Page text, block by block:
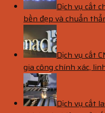
Dịch vụ cắt
bền đẹp và chuẩn
Dịch vụ cắt
gia công chính xác,
Dịch vụ cắt